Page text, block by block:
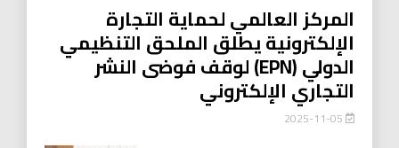
المركز العالمي لحماية التجارة
الإلكترونية يطلق الملحق التنظيمي
الدولي (EPN) لوقف فوضى النشر
التجاري الإلكتروني